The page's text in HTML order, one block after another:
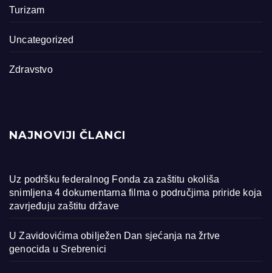
Turizam
Uncategorized
Zdravstvo
NAJNOVIJI ČLANCI
Uz podršku federalnog Fonda za zaštitu okoliša
snimljena 4 dokumentarna filma o područjima priride koja
zavrjeđuju zaštitu države
U Zavidovićima obilježen Dan sjećanja na žrtve
genocida u Srebrenici